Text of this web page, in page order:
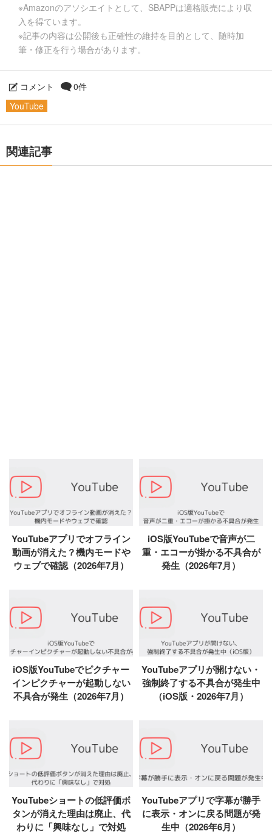
※Amazonのアソシエイトとして、SBAPPは適格販売により収
入を得ています。
※記事の内容は公開後も正確性の維持を目的として、随時加
筆・修正を行う場合があります。
コメント
0件
YouTube
関連記事
YouTubeアプリでオフライン
動画が消えた？機内モードや
ウェブで確認（2026年7月）
iOS版YouTubeで音声が二
重・エコーが掛かる不具合が
発生（2026年7月）
iOS版YouTubeでピクチャー
インピクチャーが起動しない
不具合が発生（2026年7月）
YouTubeアプリが開けない・
強制終了する不具合が発生中
（iOS版・2026年7月）
YouTubeショートの低評価ボ
タンが消えた理由は廃止、代
わりに「興味なし」で対処
YouTubeアプリで字幕が勝手
に表示・オンに戻る問題が発
生中（2026年6月）